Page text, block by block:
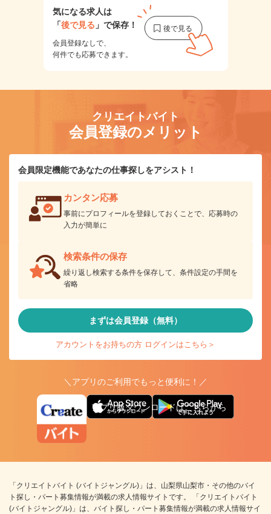
気になる求人は
「後で見る 」で保存！
会員登録なしで、
何件でも応募できます。
クリエイトバイト
会員登録のメリット
会員限定機能であなたの仕事探しをアシスト！
カンタン応募
事前にプロフィールを登録しておくことで、応募時の
入力が簡単に
検索条件の保存
繰り返し検索する条件を保存して、条件設定の手間を
省略
まずは会員登録（無料）
アカウントをお持ちの方 ログインはこちら＞
＼アプリのご利用でもっと便利に！／
アプリ版ダウンロードはこちらから
「クリエイトバイト (バイトジャングル)」は、山梨県山梨市・その他のバイ
ト探し・パート募集情報が満載の求人情報サイトです。 「クリエイトバイト
(バイトジャングル)」は、バイト探し・パート募集情報が満載の求人情報サイ